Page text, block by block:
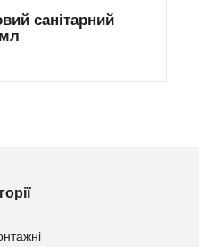
санітарний